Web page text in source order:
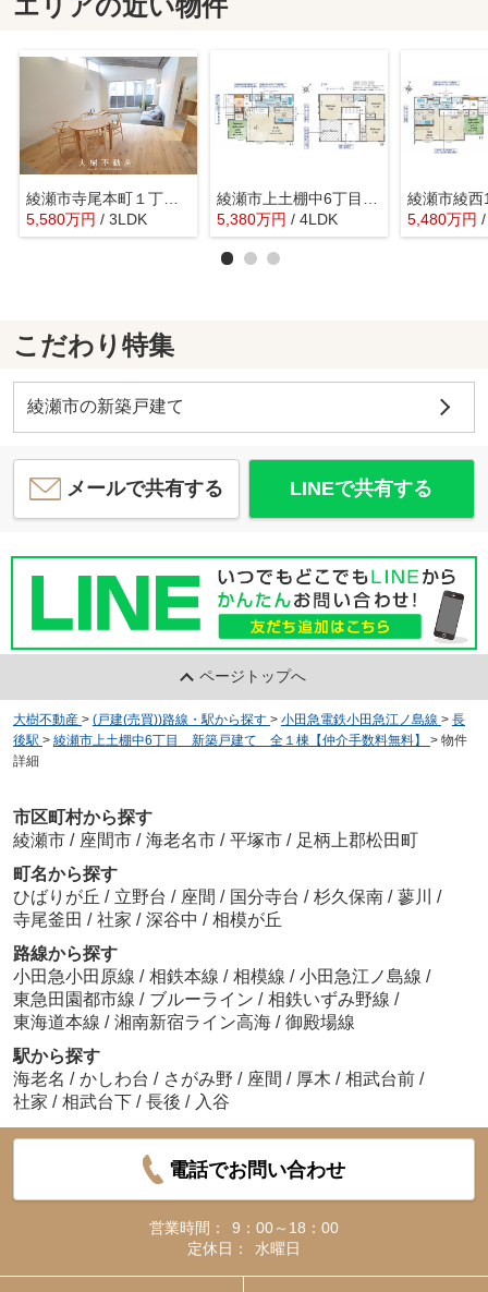
エリアの近い物件
綾瀬市寺尾本町１丁目 中古戸建て【仲介手数料無料】
5,580万円 / 3LDK
5,380万円 / 4LDK 5,480万円
こだわり特集
綾瀬市の新築戸建て
メールで共有する LINEで共有する
ページトップへ
大樹不動産 > (戸建(売買))路線・駅から探す > 小田急電鉄小田急江ノ島線 > 長
後駅 > 綾瀬市上土棚中6丁目 新築戸建て 全１棟【仲介手数料無料】 > 物件
詳細
市区町村から探す
綾瀬市 / 座間市 / 海老名市 / 平塚市 / 足柄上郡松田町
町名から探す
ひばりが丘 / 立野台 / 座間 / 国分寺台 / 杉久保南 / 蓼川 /
寺尾釜田 / 社家 / 深谷中 / 相模が丘
路線から探す
小田急小田原線 / 相鉄本線 / 相模線 / 小田急江ノ島線 /
東急田園都市線 / ブルーライン / 相鉄いずみ野線 /
東海道本線 / 湘南新宿ライン高海 / 御殿場線
駅から探す
海老名 / かしわ台 / さがみ野 / 座間 / 厚木 / 相武台前 /
社家 / 相武台下 / 長後 / 入谷
電話でお問い合わせ
営業時間：
9：00～18：00
定休日：
水曜日